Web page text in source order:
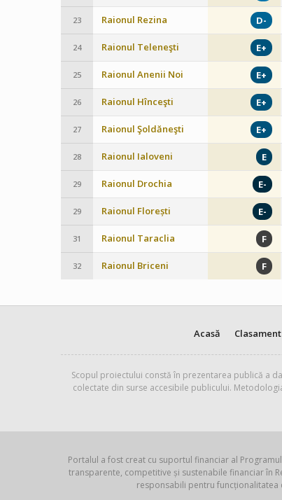
23 Raionul Rezina D-
24 Raionul Teleneşti E+
25 Raionul Anenii Noi E+
26 Raionul Hînceşti E+
27 Raionul Şoldăneşti E+
28 Raionul Ialoveni E
29 Raionul Drochia E-
29 Raionul Florești E-
31 Raionul Taraclia F
32 Raionul Briceni F
Acasă
Scopul proiectului constă în prezentarea publică a
colectate din surse accesibile publicului.
Portalul a fost creat cu suportul financiar al
transparente, competitive și sustenabile financiar în
responsabili pentru